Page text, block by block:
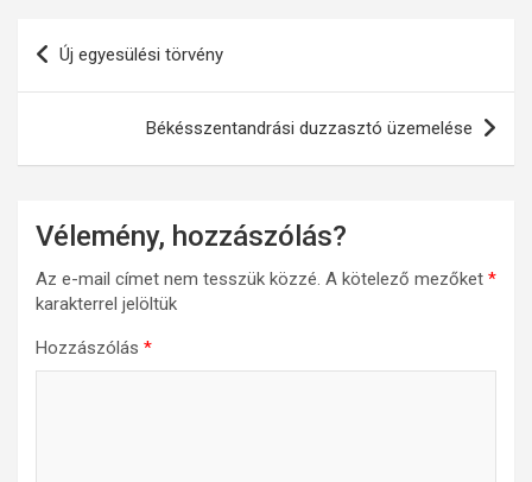
Bejegyzés
navigáció
Új egyesülési törvény
Békésszentandrási duzzasztó üzemelése
Vélemény, hozzászólás?
Az e-mail címet nem tesszük közzé. A kötelező mezőket *
karakterrel jelöltük
Hozzászólás *